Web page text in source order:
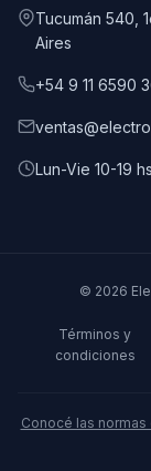
Tucumán 540,
Aires
+54 9 11 6590
Lun-Vie 10-19
© 2026
Términos y
condiciones
Conocé las